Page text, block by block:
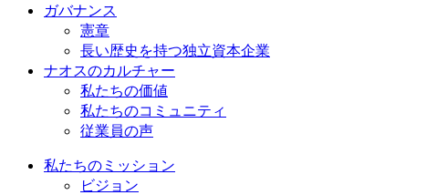
ガバナンス
憲章
長い歴史を持つ独立資本企業
ナオスのカルチャー
私たちの価値
私たちのコミュニティ
従業員の声
私たちのミッション
ビジョン